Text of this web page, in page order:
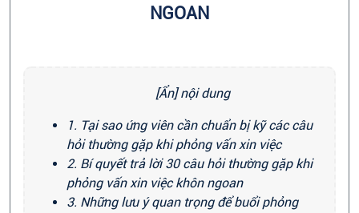
NGOAN
[Ẩn] nội dung
1. Tại sao ứng viên cần chuẩn bị kỹ các câu
hỏi thường gặp khi phỏng vấn xin việc
2. Bí quyết trả lời 30 câu hỏi thường gặp khi
phỏng vấn xin việc khôn ngoan
3. Những lưu ý quan trọng để buổi phỏng